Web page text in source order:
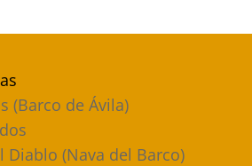
(Barco de Ávila)
Diablo (Nava del Barco)